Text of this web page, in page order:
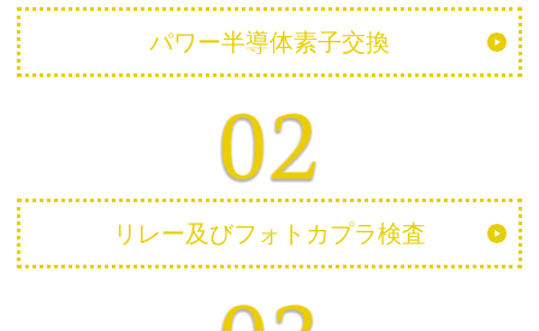
パワー半導体素子交換
リレー及びフォトカプラ検査